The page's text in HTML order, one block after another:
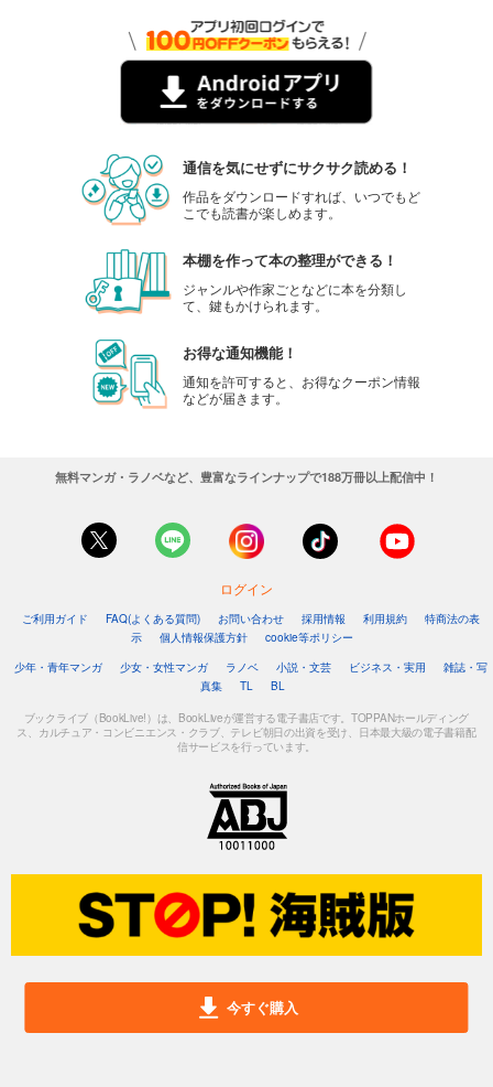
今すぐ購入
通信を気にせずにサクサク読める！
作品をダウンロードすれば、いつでもど
こでも読書が楽しめます。
本棚を作って本の整理ができる！
ジャンルや作家ごとなどに本を分類し
て、鍵もかけられます。
お得な通知機能！
通知を許可すると、お得なクーポン情報
などが届きます。
無料マンガ・ラノベなど、豊富なラインナップで188万冊以上配信中！
ログイン
ご利用ガイド FAQ(よくある質問) お問い合わせ 採用情報 利用規約
特商法の表
示
個人情報保護方針
cookie等ポリシー
少年・青年マンガ
少女・女性マンガ ラノベ 小説・文芸 ビジネス・実用
雑誌・写
真集
TL BL
ブックライブ（BookLive!）は、BookLiveが運営する電子書店です。TOPPANホールディング
ス、カルチュア・コンビニエンス・クラブ、テレビ朝日の出資を受け、日本最大級の電子書籍配
信サービスを行っています。